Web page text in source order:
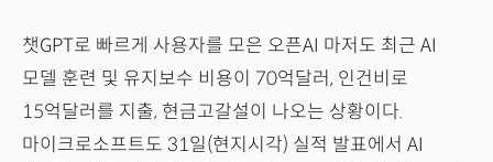
챗GPT로 빠르게 사용자를 모은 오픈AI 마저도 최근 AI
모델 훈련 및 유지보수 비용이 70억달러, 인건비로
15억달러를 지출, 현금고갈설이 나오는 상황이다.
마이크로소프트도 31일(현지시각) 실적 발표에서 AI